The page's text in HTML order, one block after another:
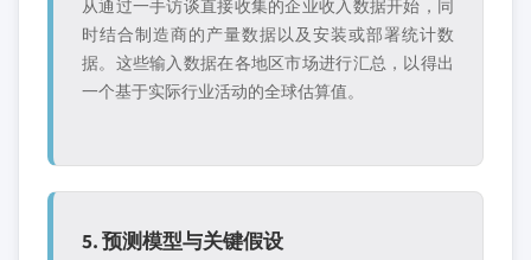
从通过一手访谈直接收集的企业收入数据开始，同
时结合制造商的产量数据以及安装或部署统计数
据。这些输入数据在各地区市场进行汇总，以得出
一个基于实际行业活动的全球估算值。
5. 预测模型与关键假设